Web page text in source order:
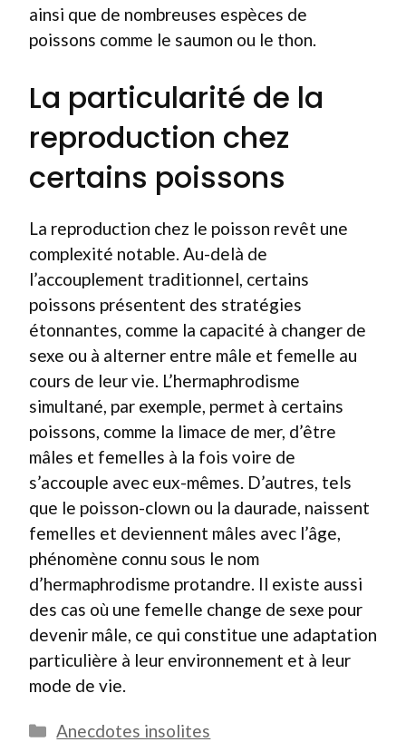
ainsi que de nombreuses espèces de
poissons comme le saumon ou le thon.
La particularité de la
reproduction chez
certains poissons
La reproduction chez le poisson revêt une
complexité notable. Au-delà de
l’accouplement traditionnel, certains
poissons présentent des stratégies
étonnantes, comme la capacité à changer de
sexe ou à alterner entre mâle et femelle au
cours de leur vie. L’hermaphrodisme
simultané, par exemple, permet à certains
poissons, comme la limace de mer, d’être
mâles et femelles à la fois voire de
s’accouple avec eux-mêmes. D’autres, tels
que le poisson-clown ou la daurade, naissent
femelles et deviennent mâles avec l’âge,
phénomène connu sous le nom
d’hermaphrodisme protandre. Il existe aussi
des cas où une femelle change de sexe pour
devenir mâle, ce qui constitue une adaptation
particulière à leur environnement et à leur
mode de vie.
Catégories
Anecdotes insolites